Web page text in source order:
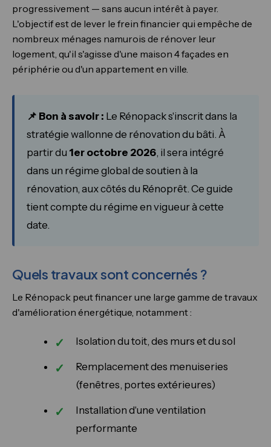
progressivement — sans aucun intérêt à payer.
L'objectif est de lever le frein financier qui empêche de
nombreux ménages namurois de rénover leur
logement, qu'il s'agisse d'une maison 4 façades en
périphérie ou d'un appartement en ville.
📌 Bon à savoir : Le Rénopack s'inscrit dans la
stratégie wallonne de rénovation du bâti. À
partir du 1er octobre 2026, il sera intégré
dans un régime global de soutien à la
rénovation, aux côtés du Rénoprêt. Ce guide
tient compte du régime en vigueur à cette
date.
Quels travaux sont concernés ?
Le Rénopack peut financer une large gamme de travaux
d'amélioration énergétique, notamment :
Isolation du toit, des murs et du sol
Remplacement des menuiseries
(fenêtres, portes extérieures)
Installation d'une ventilation
performante